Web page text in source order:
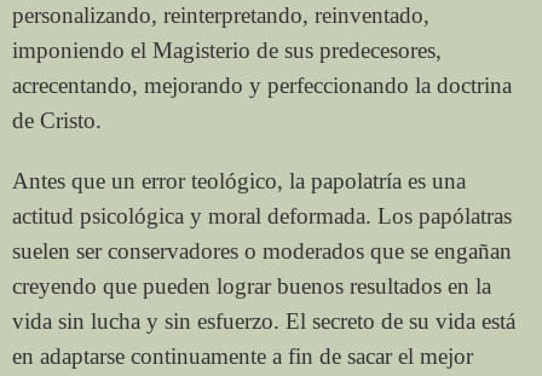
personalizando, reinterpretando, reinventado,
imponiendo el Magisterio de sus predecesores,
acrecentando, mejorando y perfeccionando la doctrina
de Cristo.
Antes que un error teológico, la papolatría es una
actitud psicológica y moral deformada. Los papólatras
suelen ser conservadores o moderados que se engañan
creyendo que pueden lograr buenos resultados en la
vida sin lucha y sin esfuerzo. El secreto de su vida está
en adaptarse continuamente a fin de sacar el mejor